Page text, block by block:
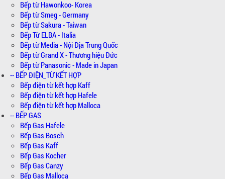
Bếp từ Hawonkoo- Korea
Bếp từ Smeg - Germany
Bếp từ Sakura - Taiwan
Bếp Từ ELBA - Italia
Bếp từ Media - Nội Địa Trung Quốc
Bếp từ Grand X - Thương hiệu Đức
Bếp từ Panasonic - Made in Japan
-- BẾP ĐIỆN_TỪ KẾT HỢP
Bếp điện từ kết hợp Kaff
Bếp điện từ kết hợp Hafele
Bếp điện từ kết hợp Malloca
-- BẾP GAS
Bếp Gas Hafele
Bếp Gas Bosch
Bếp Gas Kaff
Bếp Gas Kocher
Bếp Gas Canzy
Bếp Gas Malloca